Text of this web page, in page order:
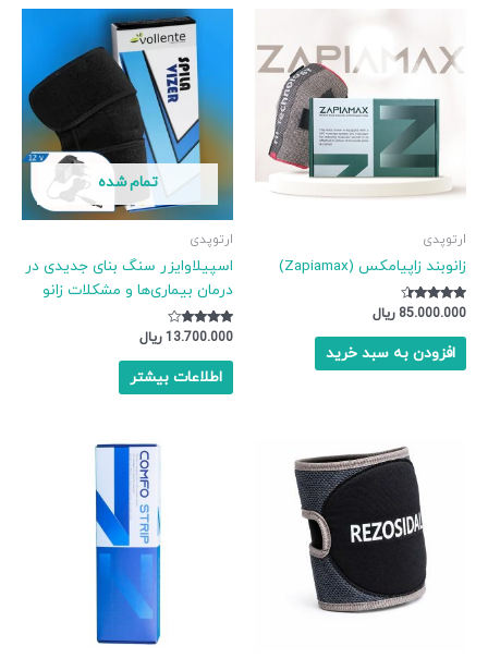
ارتوپدی
زانوبند زاپیامکس (Zapiamax)
نمره
از 5
85.000.000 ریال
افزودن به سبد خرید
تمام شده
ارتوپدی
اسپیلاوایزر سنگ بنای جدیدی در
درمان بیماری‌ها و مشکلات زانو
نمره
از 5
13.700.000 ریال
اطلاعات بیشتر